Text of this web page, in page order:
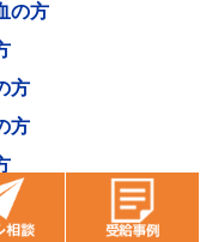
の方
方
方
障害の方